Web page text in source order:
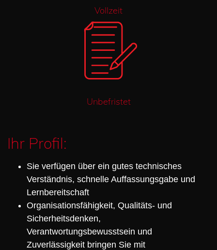
Vollzeit
Unbefristet
Ihr Profil:
Sie verfügen über ein gutes technisches
Verständnis, schnelle Auffassungsgabe und
Lernbereitschaft
Organisationsfähigkeit, Qualitäts- und
Sicherheitsdenken,
Verantwortungsbewusstsein und
Zuverlässigkeit bringen Sie mit